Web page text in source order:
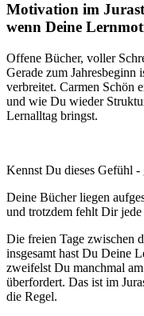
Motivation im
wenn Deine
Offene Bücher, voller
Gerade zum Jahresbeginn
verbreitet. Carmen Schön
und wie Du wieder
Lernalltag bringst.
Kennst Du dieses Gefühl -
Deine Bücher liegen
und trotzdem fehlt Dir
Die freien Tage zwischen
insgesamt hast Du Deine
zweifelst Du manchmal
überfordert. Das ist im
die Regel.